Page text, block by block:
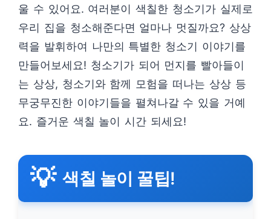
울 수 있어요. 여러분이 색칠한 청소기가 실제로
우리 집을 청소해준다면 얼마나 멋질까요? 상상
력을 발휘하여 나만의 특별한 청소기 이야기를
만들어보세요! 청소기가 되어 먼지를 빨아들이
는 상상, 청소기와 함께 모험을 떠나는 상상 등
무궁무진한 이야기들을 펼쳐나갈 수 있을 거예
요. 즐거운 색칠 놀이 시간 되세요!
💡 색칠 놀이 꿀팁!